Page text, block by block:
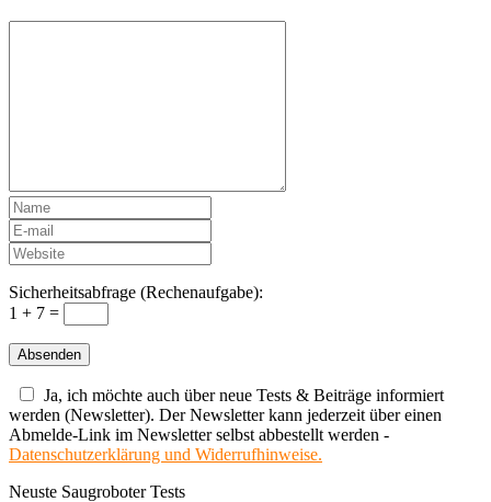
Sicherheitsabfrage (Rechenaufgabe):
1 + 7 =
Ja, ich möchte auch über neue Tests & Beiträge informiert
werden (Newsletter). Der Newsletter kann jederzeit über einen
Abmelde-Link im Newsletter selbst abbestellt werden -
Datenschutzerklärung und Widerrufhinweise.
Neuste Saugroboter Tests